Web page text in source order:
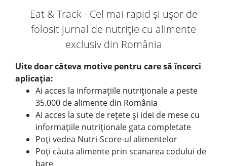
Eat & Track - Cel mai rapid și ușor de
folosit jurnal de nutriție cu alimente
exclusiv din România
Uite doar câteva motive pentru care să încerci
aplicația:
Ai acces la informațiile nutriționale a peste
35.000 de alimente din România
Ai acces la sute de rețete și idei de mese cu
informațiile nutriționale gata completate
Poți vedea Nutri-Score-ul alimentelor
Poți căuta alimente prin scanarea codului de
bare